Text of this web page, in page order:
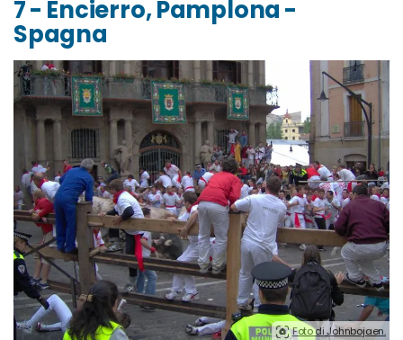
7 - Encierro, Pamplona -
Spagna
Foto di Johnbojaen.